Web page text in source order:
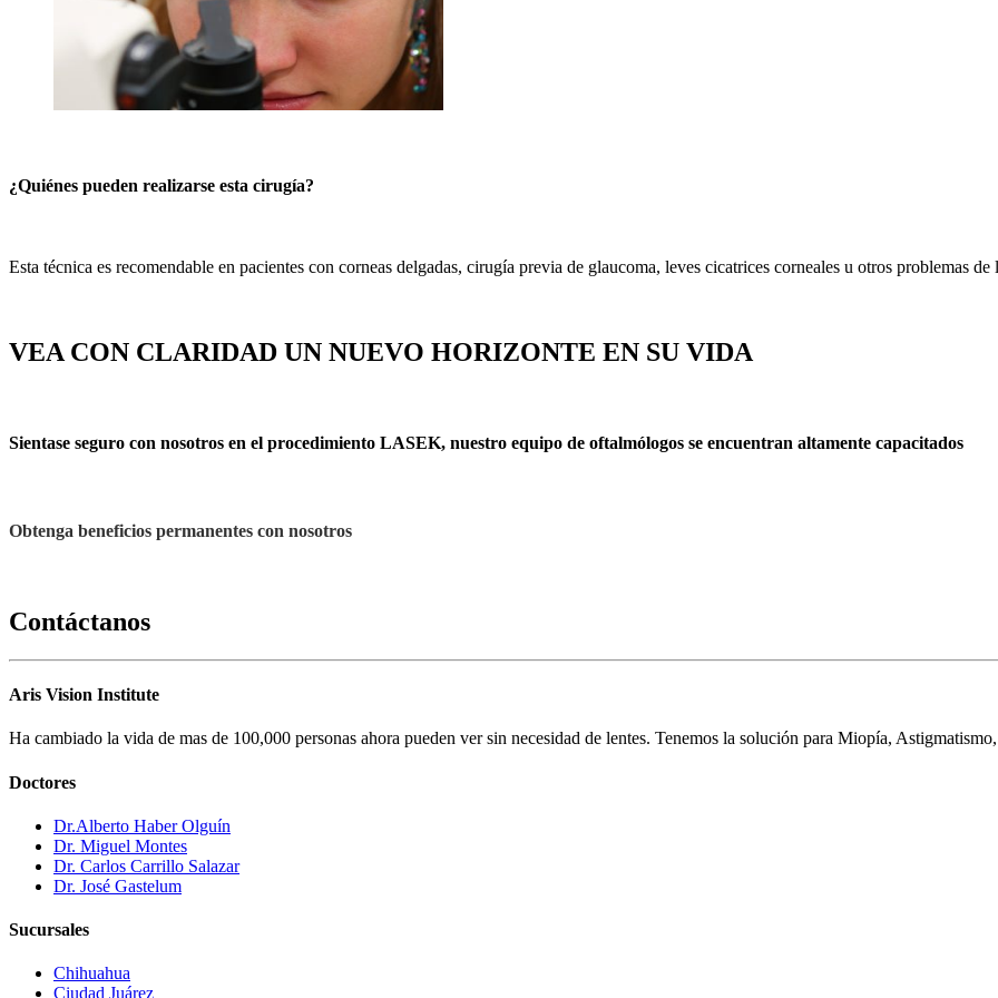
¿Quiénes pueden realizarse esta cirugía?
Esta técnica es recomendable en pacientes con corneas delgadas, cirugía previa de glaucoma, leves cicatrices corneales u otros problemas de
VEA CON CLARIDAD UN NUEVO HORIZONTE EN SU VIDA
Sientase seguro con nosotros en el procedimiento LASEK, nuestro equipo de oftalmólogos se encuentran altamente capacitados
Obtenga beneficios permanentes con nosotros
Contáctanos
Aris Vision Institute
Ha cambiado la vida de mas de 100,000 personas ahora pueden ver sin necesidad de lentes. Tenemos la solución para Miopía,
Doctores
Dr.Alberto Haber Olguín
Dr. Miguel Montes
Dr. Carlos Carrillo Salazar
Dr. José Gastelum
Sucursales
Chihuahua
Ciudad Juárez